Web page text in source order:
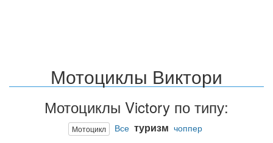
Мотоциклы Виктори
Мотоциклы Victory по типу:
Мотоцикл Все туризм чоппер